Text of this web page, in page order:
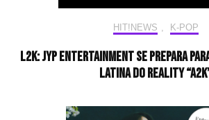
HIT!NEWS , K-POP
L2K: JYP Entertainment se prepara
latina do reality